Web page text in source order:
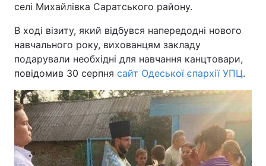
селі Михайлівка Саратського району.
В ході візиту, який відбувся напередодні нового
навчального року, вихованцям закладу
подарували необхідні для навчання канцтовари,
повідомив 30 серпня сайт Одеської єпархії УПЦ.